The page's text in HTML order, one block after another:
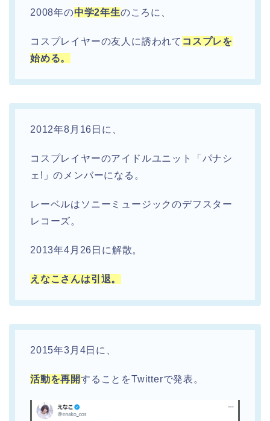
2008年の中学2年生のころに、
コスプレイヤーの友人に誘われて コスプレを
始める。
2012年8月16日に、
コスプレイヤーのアイドルユニット「パナシ
ェ!」のメンバーになる。
レーベルはソニーミュージックのデフスター
レコーズ。
2013年4月26日に解散。
えなこさんは引退。
2015年3月4日に、
活動を再開することをTwitterで発表。